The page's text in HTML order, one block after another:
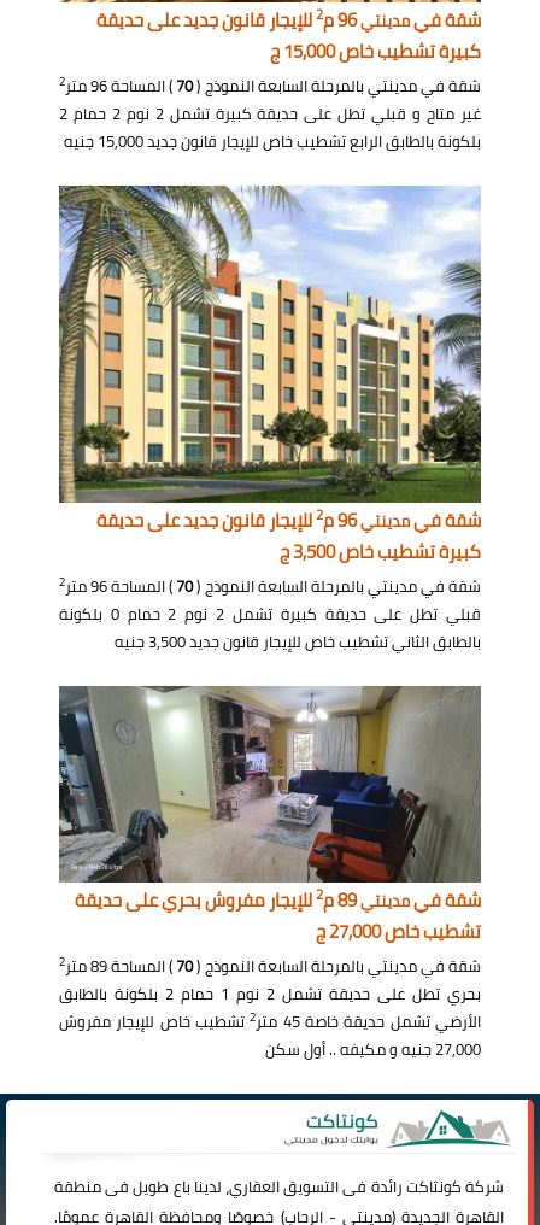
شقة فيمدينتي96 م 2للإيجار قانون جديد على حديقة
كبيرة تشطيب خاص 15,000 ج
شقة في مدينتي بالمرحلة السابعة النموذج (70) المساحة 96 متر 2
غير متاح و قبلي تطل على حديقة كبيرة تشمل 2 نوم 2 حمام 2
بلكونة بالطابق الرابع تشطيب خاص للإيجار قانون جديد 15,000 جنيه
شقة فيمدينتي96 م 2للإيجار قانون جديد على حديقة
كبيرة تشطيب خاص 3,500 ج
شقة في مدينتي بالمرحلة السابعة النموذج (70) المساحة 96 متر 2
قبلي تطل على حديقة كبيرة تشمل 2 نوم 2 حمام 0 بلكونة
بالطابق الثاني تشطيب خاص للإيجار قانون جديد 3,500 جنيه
شقة فيمدينتي89 م 2للإيجار مفروش بحري على حديقة
تشطيب خاص 27,000 ج
شقة في مدينتي بالمرحلة السابعة النموذج (70) المساحة 89 متر 2
بحري تطل على حديقة تشمل 2 نوم 1 حمام 2 بلكونة بالطابق
الأرضي تشمل حديقة خاصة 45 متر
2تشطيب خاص للإيجار مفروش
27,000 جنيه و مكيفه .. أول سكن
شركةكونتاكترائدة فى التسويق العقاري، لدينا باع طويل فى منطقة
القاهرة الجديدة (مدينتي -الرحاب) خصوصًا ومحافظة القاهرة عمومًا.